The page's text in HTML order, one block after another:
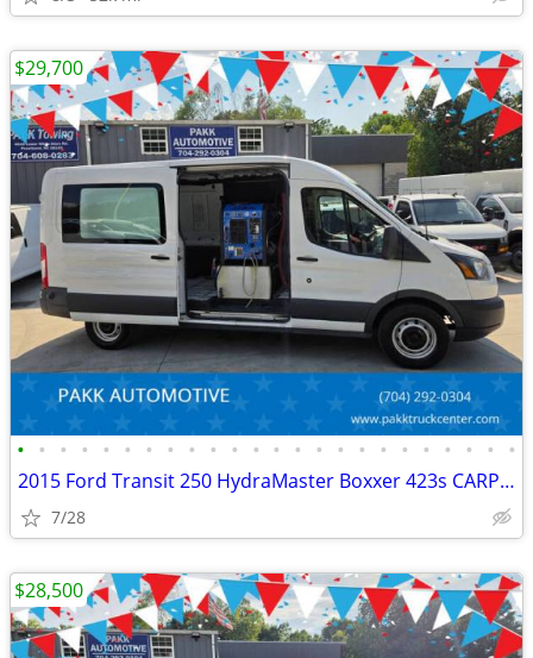
• • • • • • • • • • • • • • • • • • • • • • • •
2015 Ford Transit 250 HydraMaster Boxxer 423s CARPET CLEANER MACHINE
7/28
$29,700
$28,500